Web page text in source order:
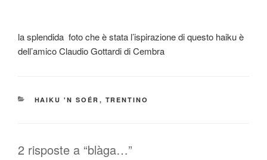
la splendida foto che è stata l’ispirazione di questo haiku è
dell’amico Claudio Gottardi di Cembra
CATEGORIE
HAIKU 'N SOÉR , TRENTINO
2 risposte a “blàga…”